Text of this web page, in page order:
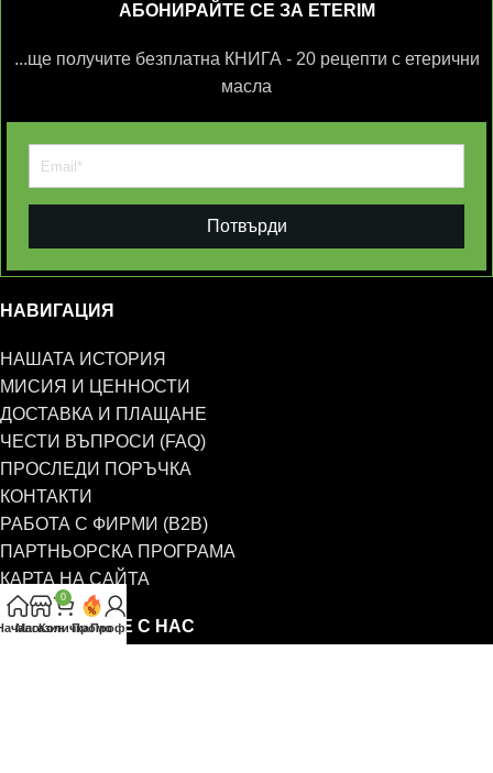
АБОНИРАЙТЕ СЕ ЗА ETERIM
...ще получите безплатна КНИГА - 20 рецепти с етерични
масла
Потвърди
НАВИГАЦИЯ
НАШАТА ИСТОРИЯ
МИСИЯ И ЦЕННОСТИ
ДОСТАВКА И ПЛАЩАНЕ
ЧЕСТИ ВЪПРОСИ (FAQ)
ПРОСЛЕДИ ПОРЪЧКА
КОНТАКТИ
РАБОТА С ФИРМИ (B2B)
ПАРТНЬОРСКА ПРОГРАМА
КАРТА НА САЙТА
СВЪРЖЕТЕ СЕ С НАС
Магазин
0
КоличкаПромоПрофил